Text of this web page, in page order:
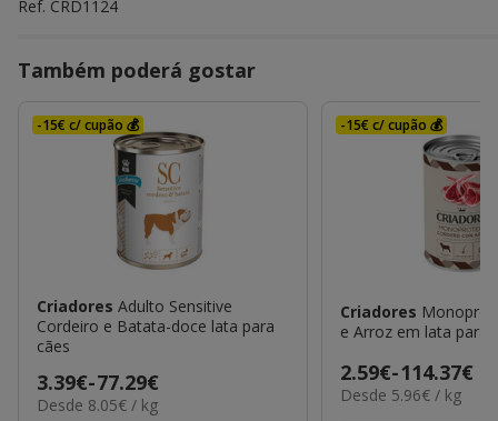
Ref. CRD1124
Também poderá gostar
-15€ c/ cupão 💰
Criadores Adulto Sensitive
Cordeiro e Batata-doce lata para
cães
Preço
de
3.39€-77.29€
8.05€
Desde 8.05€ / kg
-15€ c/ cupão 💰
Criadores
e Arroz em lata para
Preço
de
2.59€-114.37€
5.96€
Desde 5.96€ / kg